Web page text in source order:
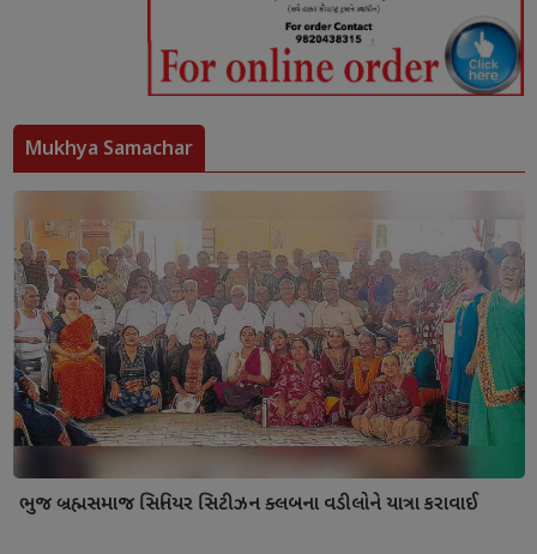
Mukhya Samachar
ભુજ બ્રહ્મસમાજ સિનિયર સિટીઝન ક્લબના વડીલોને યાત્રા કરાવાઈ